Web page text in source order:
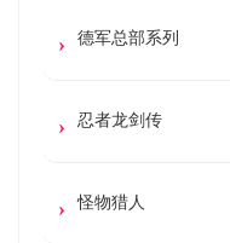
德军总部系列
忍者龙剑传
怪物猎人